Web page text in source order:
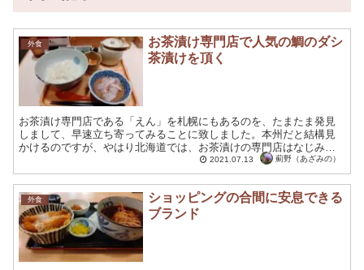
外食
お茶漬け専門店で人気の鯛のダシ
茶漬けを頂く
お茶漬け専門店である「えん」を札幌にもあるのを、たまたま発見
しまして、早速立ち寄ってみることに致しました。本州だと結構見
かけるのですが、やはり北海道では、お茶漬けの専門店はなじみが
薄い部分があるのかも知れません。ですが、リピーターと思われ
る...
2021.07.13 薊野（あざみの）
外食
ショッピングの合間に安息できる
ブランド